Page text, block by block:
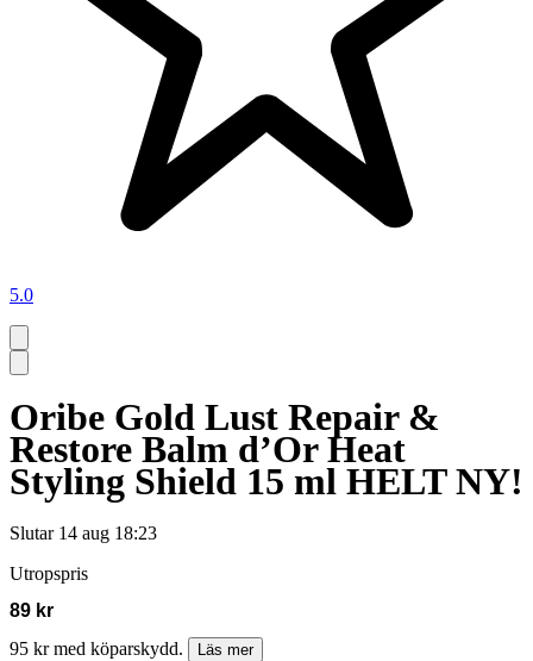
5.0
Oribe Gold Lust Repair &
Restore Balm d’Or Heat
Styling Shield 15 ml HELT NY!
Slutar 14 aug 18:23
Utropspris
89 kr
95 kr med köparskydd.
Läs mer